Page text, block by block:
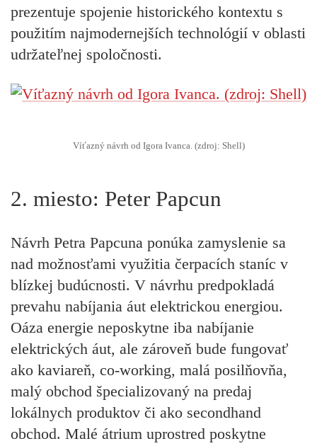
prezentuje spojenie historického kontextu s
použitím najmodernejších technológií v oblasti
udržateľnej spoločnosti.
Víťazný návrh od Igora Ivanca. (zdroj: Shell)
2. miesto: Peter Papcun
Návrh Petra Papcuna ponúka zamyslenie sa
nad možnosťami využitia čerpacích staníc v
blízkej budúcnosti. V návrhu predpokladá
prevahu nabíjania áut elektrickou energiou.
Oáza energie neposkytne iba nabíjanie
elektrických áut, ale zároveň bude fungovať
ako kaviareň, co-working, malá posilňovňa,
malý obchod špecializovaný na predaj
lokálnych produktov či ako secondhand
obchod. Malé átrium uprostred poskytne